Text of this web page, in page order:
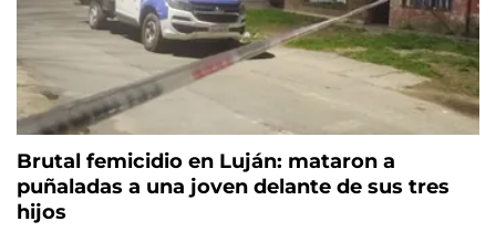
Brutal femicidio en Luján: mataron a
puñaladas a una joven delante de sus tres
hijos